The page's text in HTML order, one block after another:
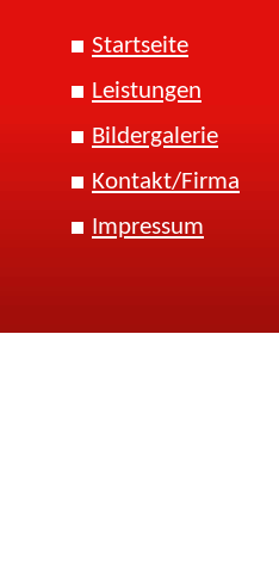
Startseite
Leistungen
Bildergalerie
Kontakt/Firma
Impressum